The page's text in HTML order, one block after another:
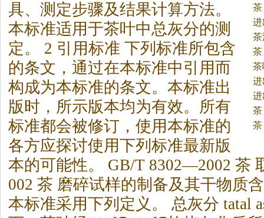
具、测定步骤及结果计算方法。
本标准适用于茶叶中总灰分的测
定。 2 引用标准 下列标准所包含
的条文，通过在本标准中引用而
构成为本标准的条文。本标准出
版时，所示版本均为有效。所有
标准都会被修订，使用本标准的
各方应探讨使用下列标准最新版
本的可能性。 GB/T 8302—2002 茶
002 茶 磨碎试样的制备及其干物质
本标准采用下列定义。 总灰分 tatal